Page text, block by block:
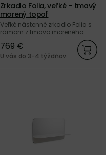
Zrkadlo Folia, veľké – tmavý
morený topoľ
Veľké nástenné zrkadlo Folia s
rámom z tmavo moreného
topoľového dreva od dánskej
značky Ferm Living.
769 €
U vás do 3-4 týždňov